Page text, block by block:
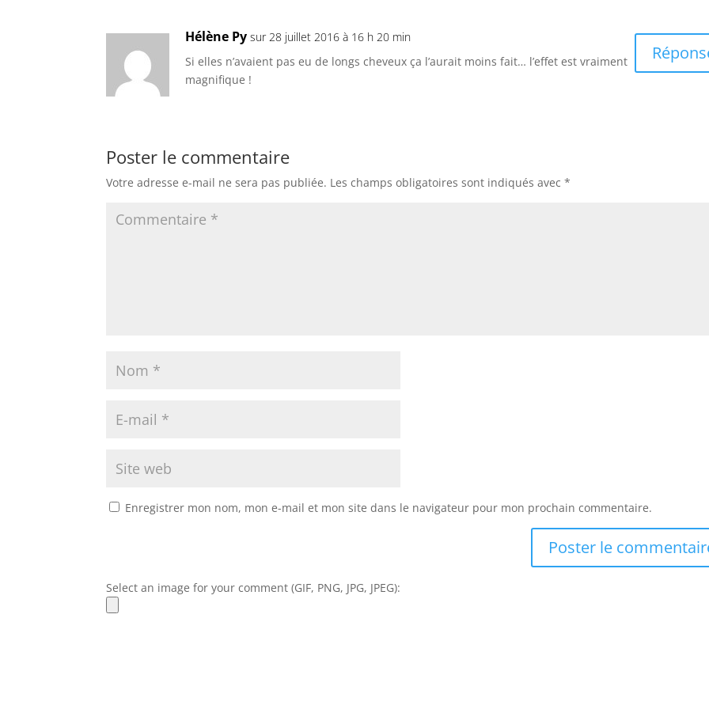
Hélène Py sur 28 juillet 2016 à 16 h 20 min
Si elles n’avaient pas eu de longs cheveux ça l’aurait moins fait… l’effet est vraiment
magnifique !
Poster le commentaire
Votre adresse e-mail ne sera pas publiée. Les champs obligatoires sont indiqués avec*
Enregistrer mon nom, mon e-mail et mon site dans le navigateur pour mon prochain commentaire.
Select an image for your comment (GIF, PNG, JPG, JPEG):